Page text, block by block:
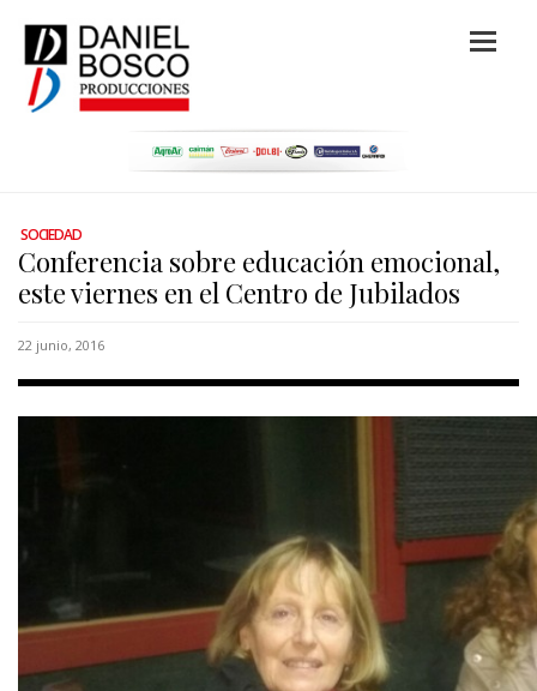
SOCIEDAD
Conferencia sobre educación emocional,
este viernes en el Centro de Jubilados
22 junio, 2016